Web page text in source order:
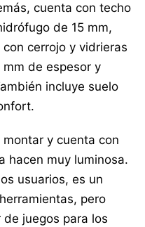
cuenta con techo
de 15 mm,
cerrojo y vidrieras
de espesor y
incluye suelo
y cuenta con
hacen muy luminosa.
usuarios, es un
pero
juegos para los